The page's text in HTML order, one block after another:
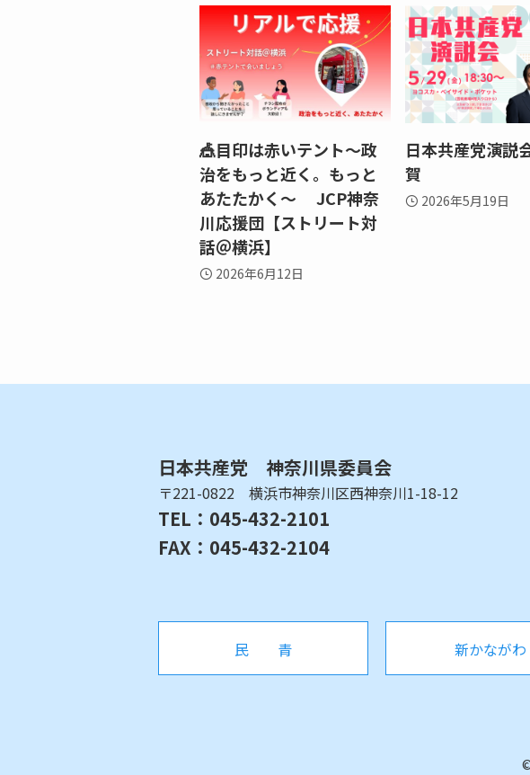
🎪目印は赤いテント～政
治をもっと近く。もっと
あたたかく～ JCP神奈
川応援団【ストリート対
話＠横浜】
2026年6月12日
日本共産党演説
賀
2026年5月19日
日本共産党 神奈川県委員会
〒221-0822 横浜市神奈川区西神奈川1-18-12
TEL：045-432-2101
FAX：045-432-2104
民 青 新かながわ